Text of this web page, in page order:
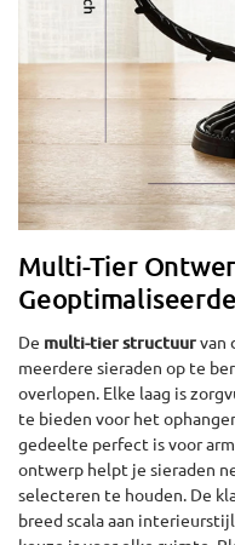
Multi-Tier
De multi-tier structuurvan
meerdere sieraden op te
overlopen. Elke laag is
te bieden voor het
gedeelte perfect is voor
ontwerp helpt je sieraden
selecteren te houden. De
breed scala aan